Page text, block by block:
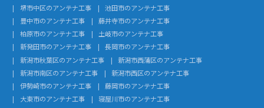
堺市中区のアンテナ工事
池田市のアンテナ工事
豊中市のアンテナ工事
藤井寺市のアンテナ工事
柏原市のアンテナ工事
土岐市のアンテナ工事
新発田市のアンテナ工事
長岡市のアンテナ工事
新潟市秋葉区のアンテナ工事
新潟市西蒲区のアンテナ工事
新潟市南区のアンテナ工事
新潟市西区のアンテナ工事
伊勢崎市のアンテナ工事
藤岡市のアンテナ工事
大東市のアンテナ工事
寝屋川市のアンテナ工事